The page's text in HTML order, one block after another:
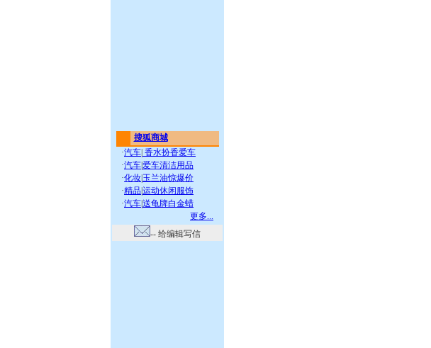
搜狐商城
·汽车 香水扮香爱车
·汽车爱车清洁用品
·化妆 玉兰油惊爆价
·精品运动休闲服饰
·汽车送龟牌白金蜡
更多...
-- 给编辑写信